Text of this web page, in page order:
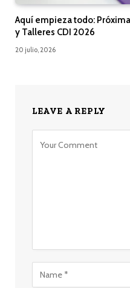
Aquí empieza todo:
y Talleres CDI 2026
20 julio, 2026
LEAVE A REPLY